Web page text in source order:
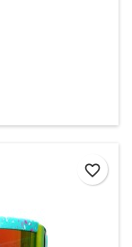
favorite_border